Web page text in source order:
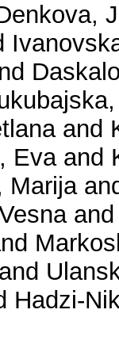
and
Evaand
Marija
Hadzi-